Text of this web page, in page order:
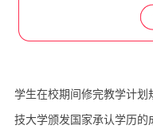
学生在校期间修完教学计
技大学颁发国家承认学历的